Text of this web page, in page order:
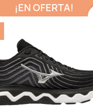
¡EN OFERTA!